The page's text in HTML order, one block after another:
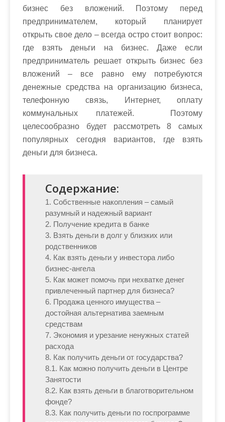
бизнес без вложений. Поэтому перед
предпринимателем, который планирует
открыть свое дело – всегда остро стоит вопрос:
где взять деньги на бизнес. Даже если
предприниматель решает открыть бизнес без
вложений – все равно ему потребуются
денежные средства на организацию бизнеса,
телефонную связь, Интернет, оплату
коммунальных платежей. Поэтому
целесообразно будет рассмотреть 8 самых
популярных сегодня вариантов, где взять
деньги для бизнеса.
Содержание:
1. Собственные накопления – самый
разумный и надежный вариант
2. Получение кредита в банке
3. Взять деньги в долг у близких или
родственников
4. Как взять деньги у инвестора либо
бизнес-ангела
5. Как может помочь при нехватке денег
привлеченный партнер для бизнеса?
6. Продажа ценного имущества –
достойная альтернатива заемным
средствам
7. Экономия и урезание ненужных статей
расхода
8. Как получить деньги от государства?
8.1. Как можно получить деньги в Центре
Занятости
8.2. Как взять деньги в благотворительном
фонде?
8.3. Как получить деньги по госпрограмме